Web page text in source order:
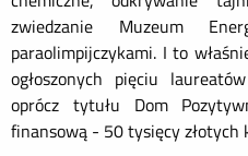
zwiedzanie Muzeum
paraolimpijczykami. I to
ogłoszonych pięciu
oprócz tytułu Dom
finansową - 50 tysięcy złotych